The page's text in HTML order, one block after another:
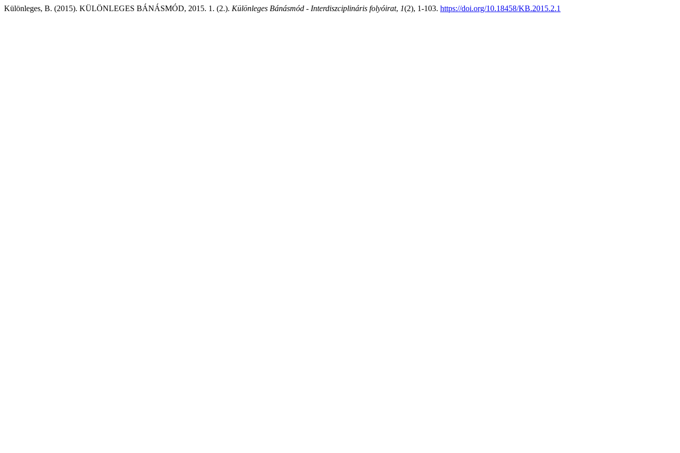
Különleges, B. (2015). KÜLÖNLEGES BÁNÁSMÓD, 2015. 1. (2.). Különleges Bánásmód - Interdiszciplináris folyóirat, 1(2), 1-103. https://doi.org/10.18458/KB.2015.2.1